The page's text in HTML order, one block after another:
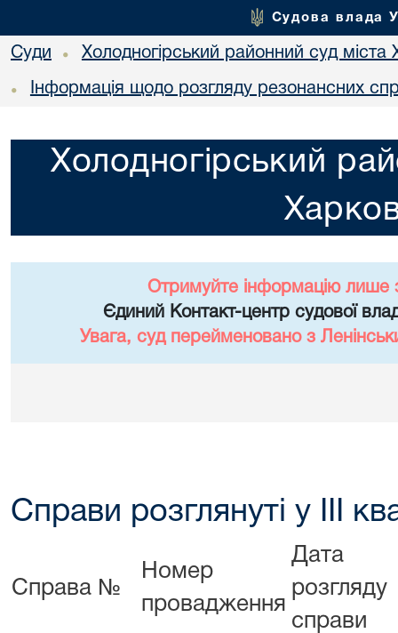
Судова влада
Суди • Холодногірський районний суд міста
• Інформація щодо розгляду резонансних
Холодногірський
Отримуйте інформацію лише
Єдиний Контакт-центр судової
Увага, суд перейменовано з
Справи розглянуті у ІІІ
Справа №
Номер
провадження
Дата
розгляду
справи